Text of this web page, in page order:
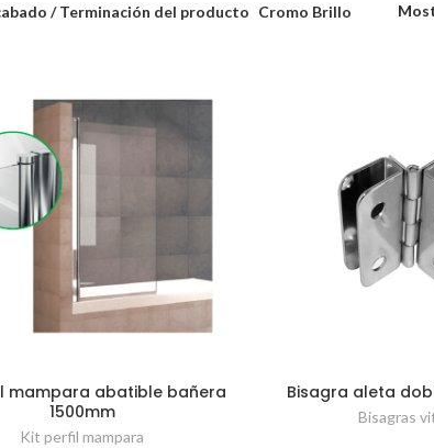
/ Terminación del producto Cromo Brillo
mampara abatible bañera
1500mm
Kit perfil mampara
Bisagra aleta
Bisagras